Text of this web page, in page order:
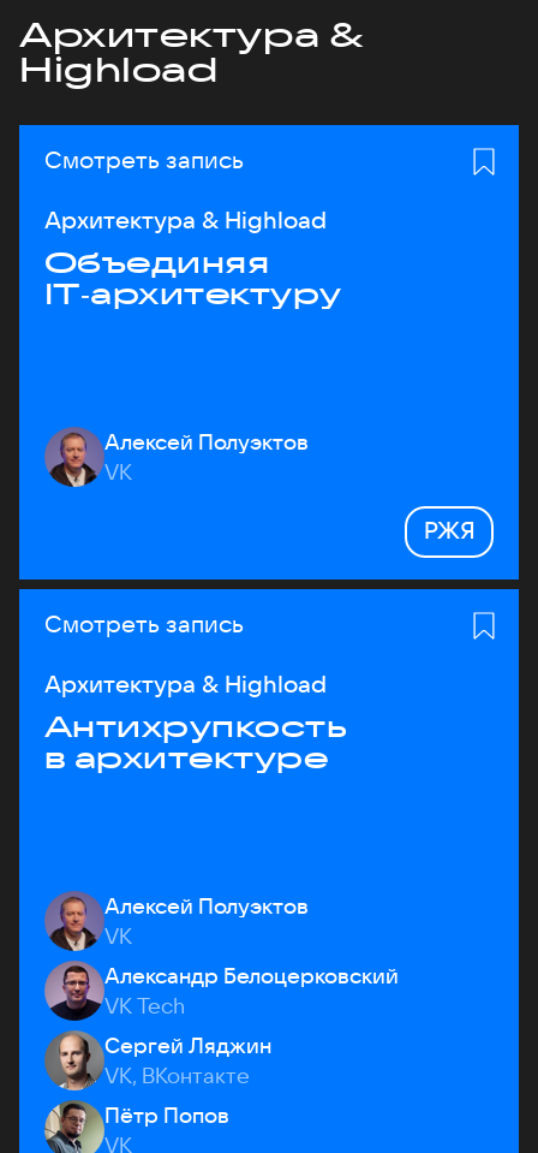
Архитектура &
Highload
Смотреть запись
Архитектура & Highload
Объединяя
IT‑архитектуру
Алексей Полуэктов
VK
РЖЯ
Смотреть запись
Архитектура & Highload
Антихрупкость
в архитектуре
Алексей Полуэктов
VK
Александр Белоцерковский
VK Tech
Сергей Ляджин
VK, ВКонтакте
Пётр Попов
VK